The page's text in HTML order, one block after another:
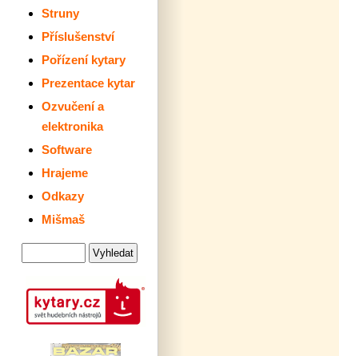
Struny
Příslušenství
Pořízení kytary
Prezentace kytar
Ozvučení a
elektronika
Software
Hrajeme
Odkazy
Mišmaš